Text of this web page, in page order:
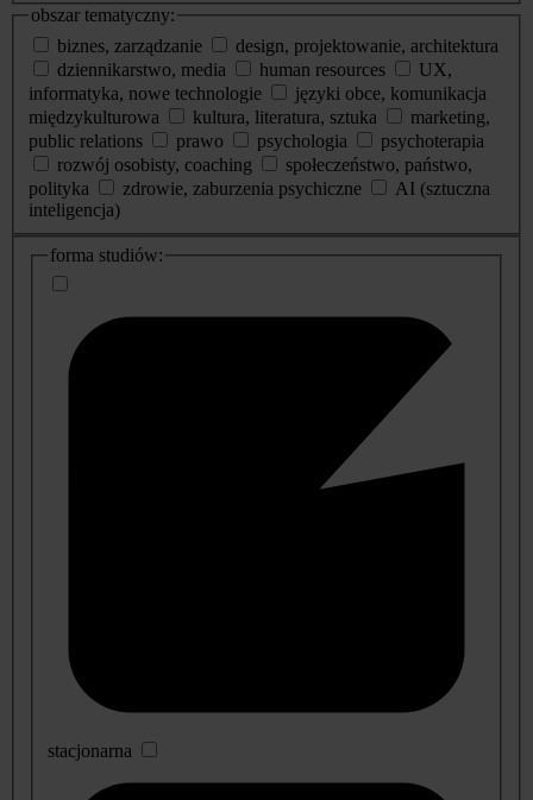
obszar tematyczny:
biznes, zarządzanie
design, projektowanie, architektura
dziennikarstwo, media
human resources
UX,
informatyka, nowe technologie
języki obce, komunikacja
międzykulturowa
kultura, literatura, sztuka
marketing,
public relations
prawo psychologia
psychoterapia
rozwój osobisty, coaching
społeczeństwo, państwo,
polityka
zdrowie, zaburzenia psychiczne
AI (sztuczna
inteligencja)
dodatkowe
informacje
forma studiów:
stacjonarna